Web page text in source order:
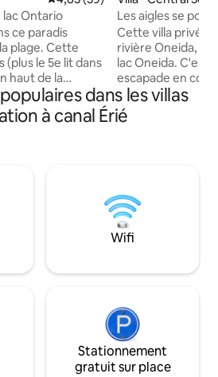
lac Ontario
ce paradis
plage. Cette
(plus le 5e lit dans
haut de la
Ontario où vous
plage, jouer à la
un château de
à l'horizon. Le
en fait un
des
des enfants ou
Les aigles se
Cette villa privée
rivière Oneida, à
lac Oneida. C'est l'endroit idéal pour une
escapade en
famille ou des
d'un endroit
se reposer... c'est ici ! La
amateurs. Ou
sur l'immense
et profitez de la
région tout en
dans les villas
à canal Érié
Wifi
Stationnement
gratuit sur place